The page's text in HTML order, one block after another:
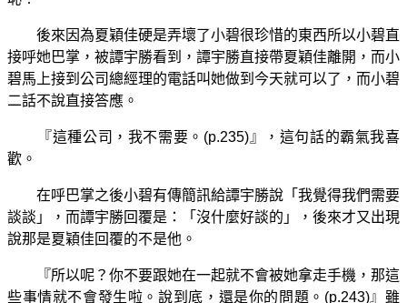
後來因為夏穎佳硬是弄壞了小碧很珍惜的東西所以小碧直
接呼她巴掌，被譚宇勝看到，譚宇勝直接帶夏穎佳離開，而小
碧馬上接到公司總經理的電話叫她做到今天就可以了，而小碧
二話不說直接答應。
『這種公司，我不需要。(p.235)』，這句話的霸氣我喜
歡。
在呼巴掌之後小碧有傳簡訊給譚宇勝說「我覺得我們需要
談談」，而譚宇勝回覆是：「沒什麼好談的」，後來才又出現
說那是夏穎佳回覆的不是他。
『所以呢？你不要跟她在一起就不會被她拿走手機，那這
些事情就不會發生啦。說到底，還是你的問題。(p.243)』雖